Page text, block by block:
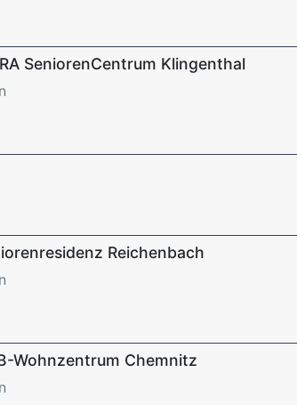
SeniorenCentrum Klingenthal
Reichenbach
Wohnzentrum Chemnitz